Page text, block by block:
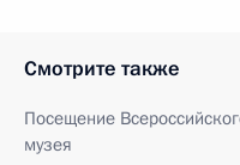
Смотрите также
Посещение
музея